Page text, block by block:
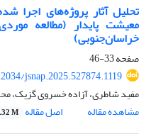
تحلیل آثار پروژه‌های اجرا
معیشت پایدار (مطالعه
خراسان‌جنوبی)
صفحه33-46
jsnap.2025.527874.1119
مفید شاطری، آزاده خسروی گزیک،
مشاهده مقاله
اصل مقاله M